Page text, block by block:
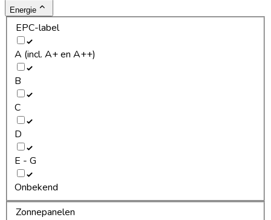
Energie
EPC-label
A (incl. A+ en A++)
B
C
D
E - G
Onbekend
Zonnepanelen